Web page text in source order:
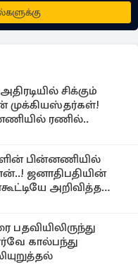
சிக்கும்
முக்கியஸ்தர்கள்!
ரணில்..
பின்னணியில்
ஜனாதிபதியின்
அறிவித்த
கால்பந்து